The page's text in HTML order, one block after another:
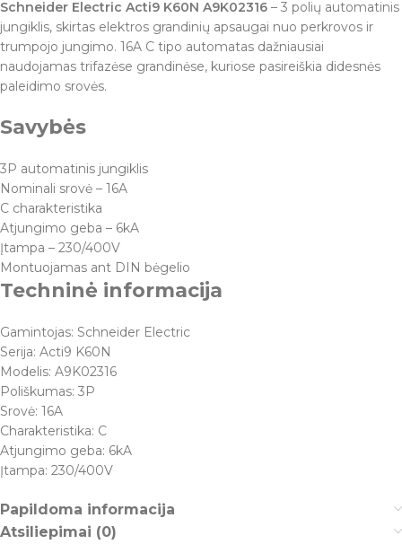
Schneider Electric Acti9 K60N A9K02316 – 3 polių automatinis
jungiklis, skirtas elektros grandinių apsaugai nuo perkrovos ir
trumpojo jungimo. 16A C tipo automatas dažniausiai
naudojamas trifazėse grandinėse, kuriose pasireiškia didesnės
paleidimo srovės.
Savybės
3P automatinis jungiklis
Nominali srovė – 16A
C charakteristika
Atjungimo geba – 6kA
Įtampa – 230/400V
Montuojamas ant DIN bėgelio
Techninė informacija
Gamintojas: Schneider Electric
Serija: Acti9 K60N
Modelis: A9K02316
Poliškumas: 3P
Srovė: 16A
Charakteristika: C
Atjungimo geba: 6kA
Įtampa: 230/400V
Papildoma informacija
Atsiliepimai (0)